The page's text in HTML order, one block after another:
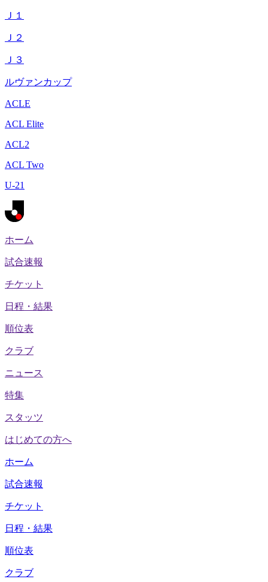
Ｊ１
Ｊ２
Ｊ３
ルヴァンカップ
ACLE
ACL Elite
ACL2
ACL Two
U-21
ホーム
試合速報
チケット
日程・結果
順位表
クラブ
ニュース
特集
スタッツ
はじめての方へ
ホーム
試合速報
チケット
日程・結果
順位表
クラブ